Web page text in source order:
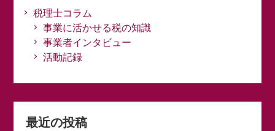
税理士コラム
事業に活かせる税の知識
事業者インタビュー
活動記録
最近の投稿